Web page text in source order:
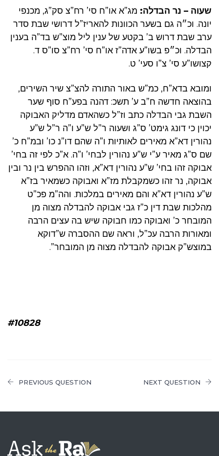
שעוה – נר הבדלה: מג”א או”ח סי’ רח”צ סק”ג, מכנפי
יונה. וכ״ה גם בשער הכוונות להאריז”ל דרושי שבת סדר
ערב שבת דרוש ב’ בקטע של ענין ליל מוצ”ש בד”ה בענין
הבדלה. וכ״פ בשו”ע אדה”ז או”ח סי’ רח”צ סו”ס ד.
קצושו”ע סי’ צ”ו סעי’ ט.
ומובא בדא”ח, כמ”ש באור התורה להצ”צ שיר השירים,
בהוצאה חדשה ח”ב ע’ תשכ: דהנה בפע”ח סוף שער
השבת גבי הבדלה כתב וז”ל כשהאדם מדליק האבוקה
יכוין כי דונג גימט’ ס”ג ושעוה ר”ל ש”ע ו”ה ר”ל ש”ע
נהורין דא”א מאירים לאותיות ו”ה שהם דו”נ כו’ ובמ”ח כ’
שם ס”ג מאיר ע”י ש”ע נהורין לבחי’ ו”ה. א”כ לפי זה בחי’
אבוקה זהו בחי’ ש”ע נהורין דא”א, וזהו ההפרש בין נר ובין
אבוקה, נר זהו כשמקבלת מז”א ואבוקה כשמאיר בז”א
ש”ע נהורין דא”א והם מאירים במלכות. והה”מ פכ”ט
מהלכות שבת דין כ”ז גבי אבוקה להבדלה מצוה מן
המובחר כ’ ואבוקה כמו חבוקה שיש בה עצים הרבה
ומאורות הרבה עכ”ל, וראה שם ההסברה ש”דוקא
במוצש”ק אבוקה להבדלה מצוה מן המובחר”.
#10828
PREVIOUS QUESTION NEXT QUESTION